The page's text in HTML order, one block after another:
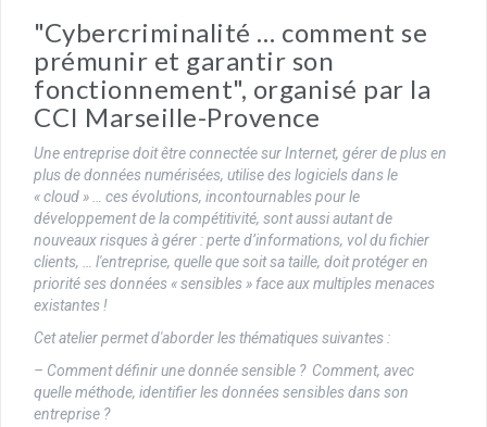
"Cybercriminalité … comment se
prémunir et garantir son
fonctionnement", organisé par la
CCI Marseille-Provence
Une entreprise doit être connectée sur Internet, gérer de plus en
plus de données numérisées, utilise des logiciels dans le
« cloud » … ces évolutions, incontournables pour le
développement de la compétitivité, sont aussi autant de
nouveaux risques à gérer : perte d’informations, vol du fichier
clients, … l'entreprise, quelle que soit sa taille, doit protéger en
priorité ses données « sensibles » face aux multiples menaces
existantes !
Cet atelier permet d'aborder les thématiques suivantes :
– Comment définir une donnée sensible ? Comment, avec
quelle méthode, identifier les données sensibles dans son
entreprise ?